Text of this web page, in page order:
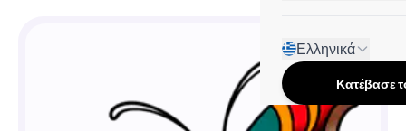
Ελληνικά
Κατέβασε